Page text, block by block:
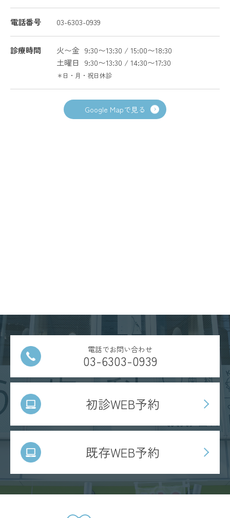
電話番号 03-6303-0939
診療時間 火〜金 9:30〜13:30 / 15:00〜18:30
土曜日
9:30〜13:30 / 14:30〜17:30
＊日・月・祝日休診
Google Mapで見る
電話でお問い合わせ
03-6303-0939
初診WEB予約
既存WEB予約